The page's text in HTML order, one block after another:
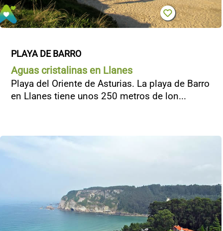
PLAYA DE BARRO
Aguas cristalinas en Llanes
Playa del Oriente de Asturias. La playa de Barro
en Llanes tiene unos 250 metros de lon...